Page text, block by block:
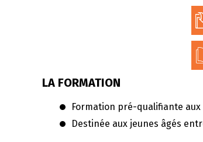
LA FORMATION
Formation pré-qualifiante
Destinée aux jeunes âgés